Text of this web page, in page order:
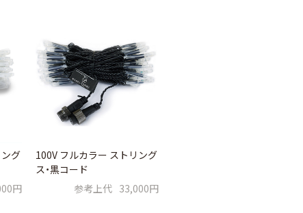
グ
円
100V フルカラー ストリング
ス・黒コード
参考上代 33,000円